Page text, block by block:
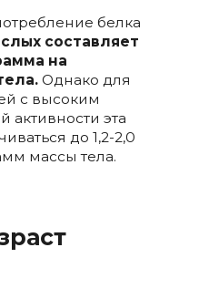
белка
составляет
на
Однако для
с высоким
активности эта
до 1,2-2,0
массы тела.